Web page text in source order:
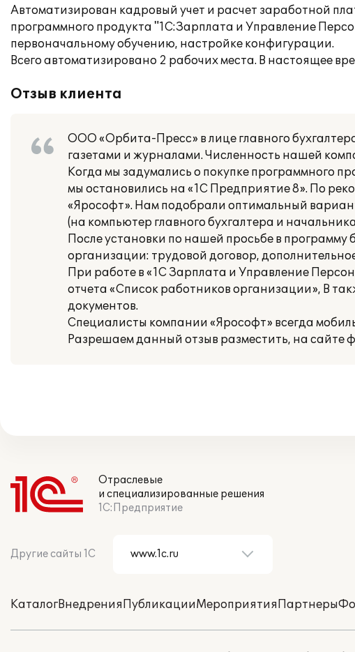
Автоматизирован кадровый учет и расчет заработной
программного продукта "1С:Зарплата и Управление
первоначальному обучению, настройке конфигурации.
Всего автоматизировано 2 рабочих места. В настоящее
Отзыв клиента
ООО «Орбита-Пресс» в лице главного
газетами и журналами. Численность нашей
Когда мы задумались о покупке программного
мы остановились на «1С Предприятие 8». По
«Ярософт». Нам подобрали оптимальный
(на компьютер главного бухгалтера и
После установки по нашей просьбе в
организации: трудовой договор,
При работе в «1С Зарплата и Управление
отчета «Список работников организации», В
документов.
Специалисты компании «Ярософт» всегда
Разрешаем данный отзыв разместить, на сайте
Отраслевые
и специализированные решения
1С:Предприятие
Другие сайты 1С
КаталогВнедренияПубликацииМероприятияПартнеры